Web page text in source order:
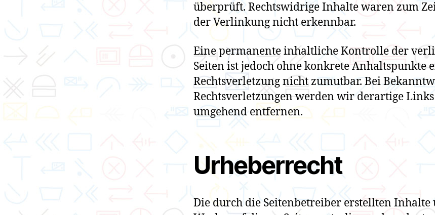
überprüft. Rechtswidrige Inhalte waren zum
der Verlinkung nicht erkennbar.
Eine permanente inhaltliche Kontrolle der
Seiten ist jedoch ohne konkrete Anhaltspunkte
Rechtsverletzung nicht zumutbar. Bei
Rechtsverletzungen werden wir derartige Links
umgehend entfernen.
Urheberrecht
Die durch die Seitenbetreiber erstellten Inhalte